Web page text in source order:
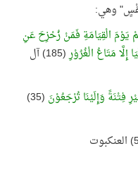
يَوْمَ الْقِيَامَةِ فَمَنْ زُحْزِحَ عَنِ
إِلَّا مَتَاعُ الْغُرُوْرِ
(185) آل
فِتْنَةً وَإِلَيْنَا تُرْجَعُوْنَ
(35)